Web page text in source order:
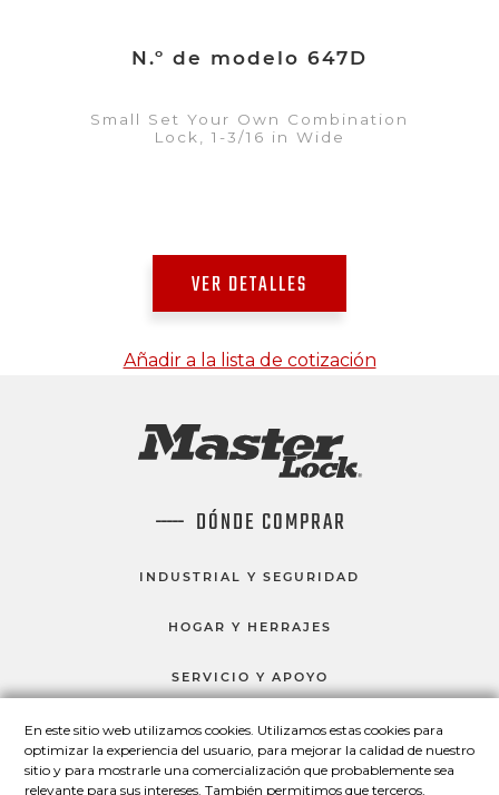
En este sitio web utilizamos cookies. Utilizamos estas cookies para
optimizar la experiencia del usuario, para mejorar la calidad de nuestro
sitio y para mostrarle una comercialización que probablemente sea
relevante para sus intereses. También permitimos que terceros,
N.º de modelo 647D
Small Set Your Own Combination
Lock, 1-3/16 in Wide
VER DETALLES
Añadir a la lista de cotización
DÓNDE COMPRAR
INDUSTRIAL Y SEGURIDAD
HOGAR Y HERRAJES
SERVICIO Y APOYO
HABLEMOS